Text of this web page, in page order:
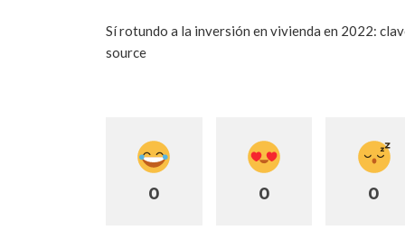
Sí rotundo a la inversión en vivienda en 2022:
source
0 0 0